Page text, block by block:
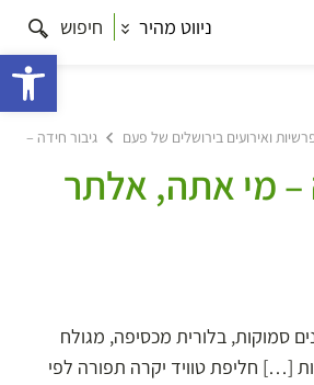
ניווט מהיר חיפוש
ואירועים בירושלים של פעם
גיבור חידה –
– מי אתה, אלתר
סמוקות, בלורית מכסיפה, מגולח
[…] חליפת טוויד יקרה תפורה לפי